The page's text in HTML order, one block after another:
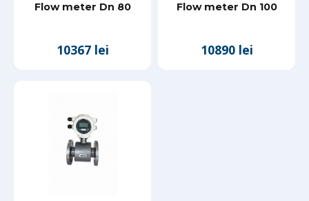
Flow meter Dn 80
10367 lei
Flow meter Dn 100
10890 lei